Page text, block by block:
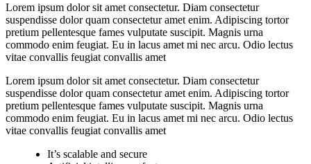
Lorem ipsum dolor sit amet consectetur. Diam consectetur
suspendisse dolor quam consectetur amet enim. Adipiscing tortor
pretium pellentesque fames vulputate suscipit. Magnis urna
commodo enim feugiat. Eu in lacus amet mi nec arcu. Odio lectus
vitae convallis feugiat convallis amet
Lorem ipsum dolor sit amet consectetur. Diam consectetur
suspendisse dolor quam consectetur amet enim. Adipiscing tortor
pretium pellentesque fames vulputate suscipit. Magnis urna
commodo enim feugiat. Eu in lacus amet mi nec arcu. Odio lectus
vitae convallis feugiat convallis amet
It’s scalable and secure